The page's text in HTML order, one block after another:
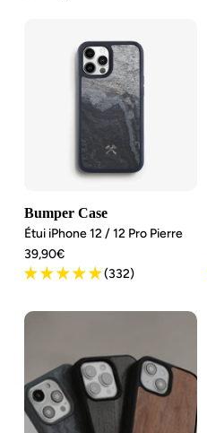
Bumper Case
Étui iPhone 12 / 12 Pro Pierre
Angebotspreis
39,90€
(332)